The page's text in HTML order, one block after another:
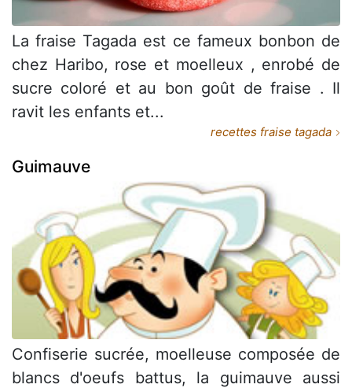
La fraise Tagada est ce fameux bonbon de
chez Haribo, rose et moelleux , enrobé de
sucre coloré et au bon goût de fraise . Il
ravit les enfants et...
recettes fraise tagada
Guimauve
Confiserie sucrée, moelleuse composée de
blancs d'oeufs battus, la guimauve aussi